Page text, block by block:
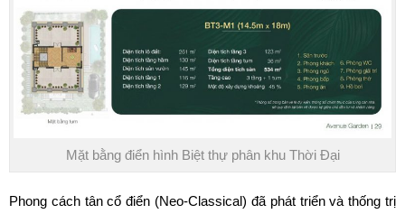
Mặt bằng điển hình Biệt thự phân khu Thời Đại
Phong cách tân cổ điển (Neo-Classical) đã phát triển và thống trị